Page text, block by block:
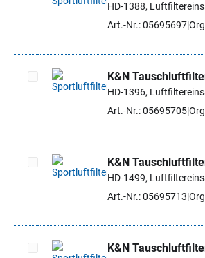
Artikel auswählen
HD-1388,
Art.-Nr.: 05695697
Artikel auswählen
K&N
HD-1396,
Art.-Nr.: 05695705
Artikel auswählen
K&N
HD-1499,
Art.-Nr.: 05695713
K&N